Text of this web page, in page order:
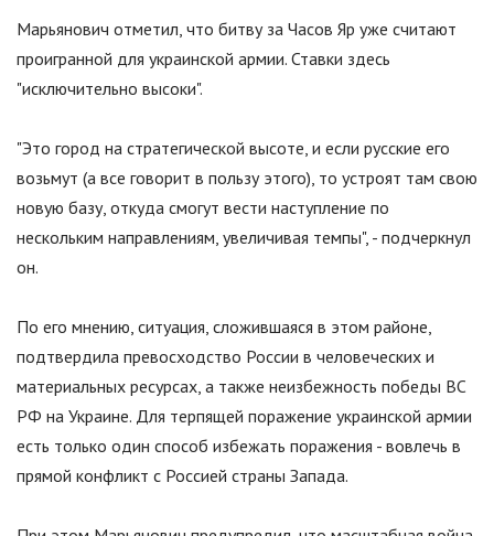
Марьянович отметил, что битву за Часов Яр уже считают
проигранной для украинской армии. Ставки здесь
"исключительно высоки".
"Это город на стратегической высоте, и если русские его
возьмут (а все говорит в пользу этого), то устроят там свою
новую базу, откуда смогут вести наступление по
нескольким направлениям, увеличивая темпы", - подчеркнул
он.
По его мнению, ситуация, сложившаяся в этом районе,
подтвердила превосходство России в человеческих и
материальных ресурсах, а также неизбежность победы ВС
РФ на Украине. Для терпящей поражение украинской армии
есть только один способ избежать поражения - вовлечь в
прямой конфликт с Россией страны Запада.